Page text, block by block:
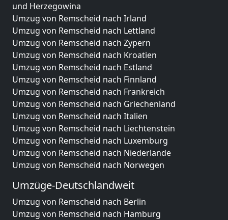
und Herzegowina
Umzug von Remscheid nach Irland
Umzug von Remscheid nach Lettland
Umzug von Remscheid nach Zypern
Umzug von Remscheid nach Kroatien
Umzug von Remscheid nach Estland
Umzug von Remscheid nach Finnland
Umzug von Remscheid nach Frankreich
Umzug von Remscheid nach Griechenland
Umzug von Remscheid nach Italien
Umzug von Remscheid nach Liechtenstein
Umzug von Remscheid nach Luxemburg
Umzug von Remscheid nach Niederlande
Umzug von Remscheid nach Norwegen
Umzüge-Deutschlandweit
Umzug von Remscheid nach Berlin
Umzug von Remscheid nach Hamburg